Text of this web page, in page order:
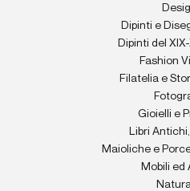
Dipinti e
Dipinti del
Fashion
Filatelia e
Gioielli e
Libri
Maioliche e
Mobili ed